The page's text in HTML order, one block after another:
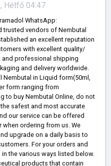
Hétfő 04:47
WhatsApp:
trusted vendors of Nembutal
an excellent reputation
with excellent quality/
and professional shipping
and delivery worldwide.
Nembutal in Liquid form(50ml,
form ranging from
to buy Nembutal Online, do not
safest and most accurate
our service can be offered
ordering from us. We
upgrade on a daily basis to
For your orders and
the various ways listed below.
products that contain